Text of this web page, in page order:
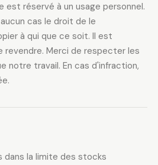
est réservé à un usage personnel.
cas le droit de le
à qui que ce soit. Il est
Merci de respecter les
notre travail. En cas d'infraction,
dans la limite des stocks